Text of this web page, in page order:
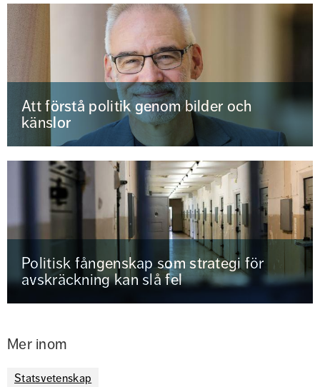
Att förstå politik genom bilder och
känslor
Politisk fångenskap som strategi för
avskräckning kan slå fel
Mer inom
Statsvetenskap